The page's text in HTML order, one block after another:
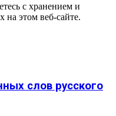
с хранением и
на этом веб-сайте.
слов русского